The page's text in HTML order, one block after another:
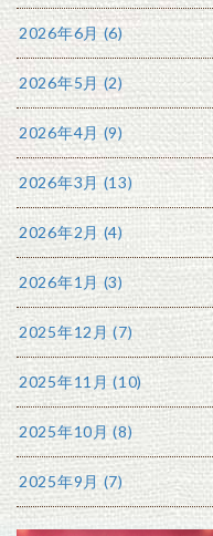
2026年6月 (6)
2026年5月 (2)
2026年4月 (9)
2026年3月 (13)
2026年2月 (4)
2026年1月 (3)
2025年12月 (7)
2025年11月 (10)
2025年10月 (8)
2025年9月 (7)